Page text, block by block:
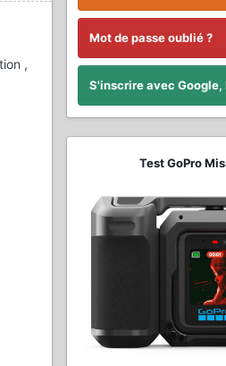
,
Mot de passe oublié ?
S'inscrire avec Google,
Test GoPro